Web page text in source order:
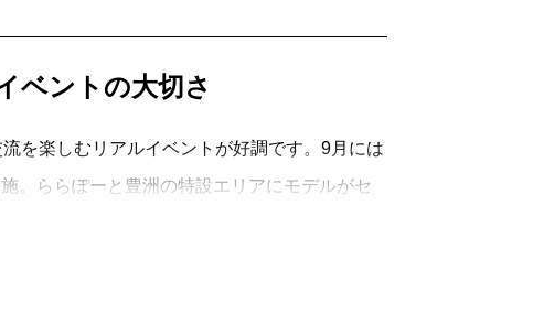
ントの大切さ
を楽しむリアルイベントが好調です。9月には
。ららぽーと豊洲の特設エリアにモデルがセ
で売り場を盛り上げました。28日にはモデル2
と写真を撮ったりお話をしたり……というス